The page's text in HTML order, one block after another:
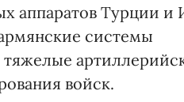
аппаратов Турции и
системы
тяжелые
войск.